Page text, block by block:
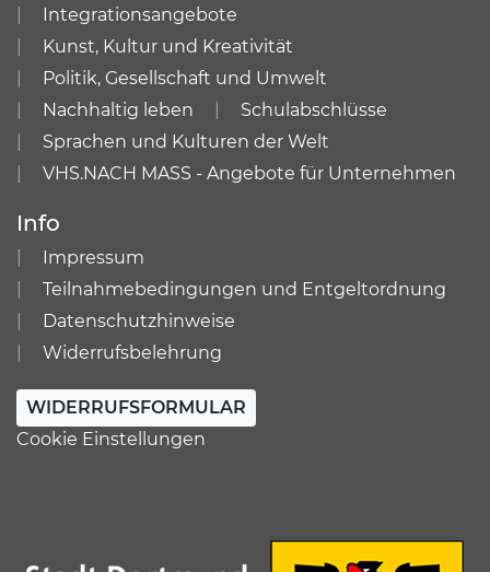
Integrationsangebote
Kunst, Kultur und Kreativität
Politik, Gesellschaft und Umwelt
Nachhaltig leben
Schulabschlüsse
Sprachen und Kulturen der Welt
VHS.NACH MASS - Angebote für Unternehmen
Info
Impressum
Teilnahmebedingungen und Entgeltordnung
Datenschutzhinweise
Widerrufsbelehrung
WIDERRUFSFORMULAR
Cookie Einstellungen